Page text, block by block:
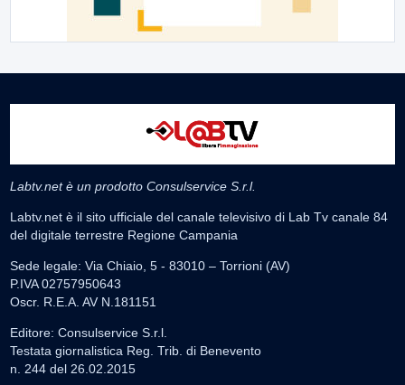
Labtv.net è un prodotto Consulservice S.r.l.
Labtv.net è il sito ufficiale del canale televisivo di Lab Tv canale 84
del digitale terrestre Regione Campania
Sede legale: Via Chiaio, 5 - 83010 – Torrioni (AV)
P.IVA 02757950643
Oscr. R.E.A. AV N.181151
Editore: Consulservice S.r.l.
Testata giornalistica Reg. Trib. di Benevento
n. 244 del 26.02.2015